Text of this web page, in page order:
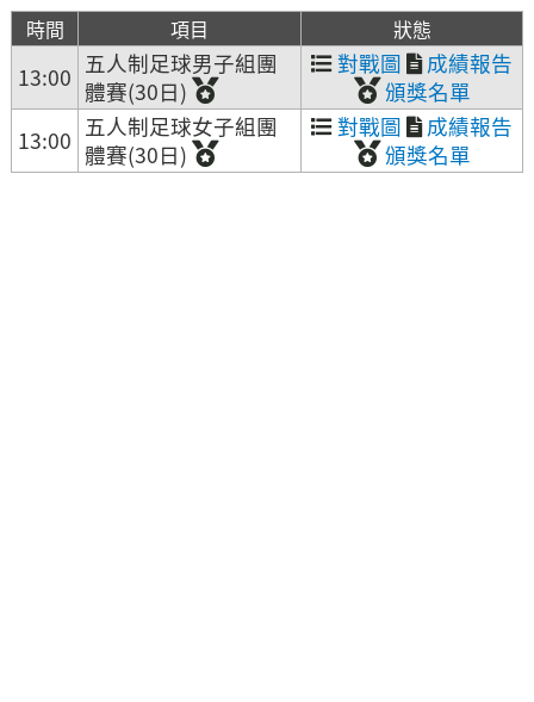
時間 項目 狀態
13:00 五人制足球男子組團
體賽(30日)
對戰圖
成績報告
頒獎名單
13:00 五人制足球女子組團
體賽(30日)
對戰圖
成績報告
頒獎名單